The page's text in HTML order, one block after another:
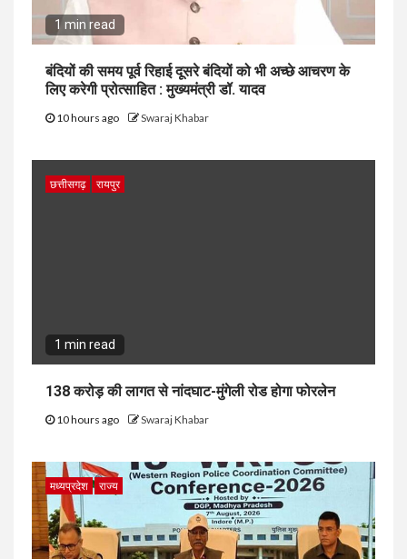
1 min read
बंदियों की समय पूर्व रिहाई दूसरे बंदियों को भी अच्छे आचरण के
लिए करेगी प्रोत्साहित : मुख्यमंत्री डॉ. यादव
10 hours ago Swaraj Khabar
छत्तीसगढ़ रायपुर
1 min read
138 करोड़ की लागत से नांदघाट-मुंगेली रोड होगा फोरलेन
10 hours ago Swaraj Khabar
मध्यप्रदेश राज्य